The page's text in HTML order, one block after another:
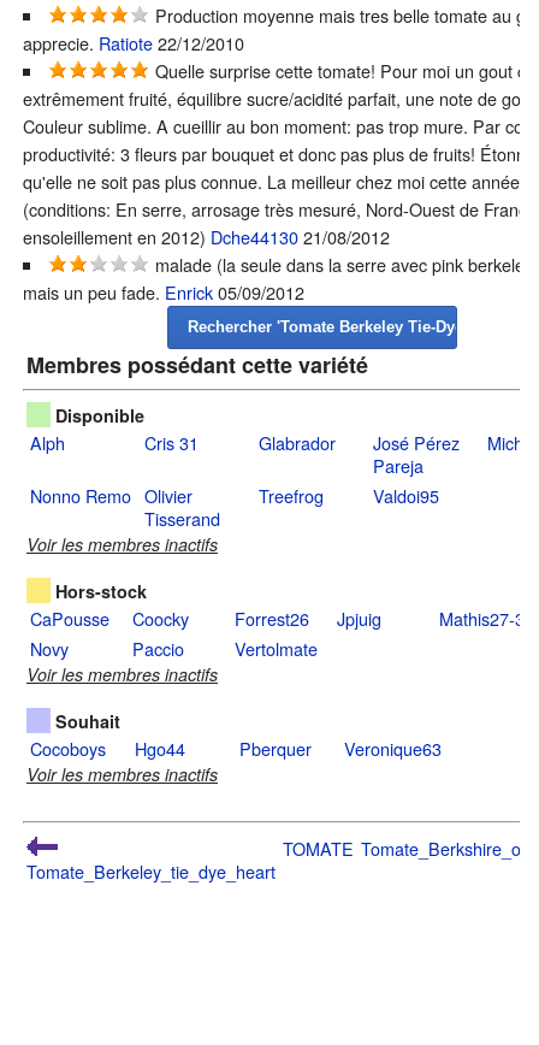
Production moyenne mais tres belle tomate au
apprecie. Ratiote22/12/2010
Quelle surprise cette tomate! Pour moi un gout
extrêmement fruité, équilibre sucre/acidité parfait, une note de
Couleur sublime. A cueillir au bon moment: pas trop mure. Par
productivité: 3 fleurs par bouquet et donc pas plus de fruits!
qu'elle ne soit pas plus connue. La meilleur chez moi cette année.
(conditions: En serre, arrosage très mesuré, Nord-Ouest de
ensoleillement en 2012) Dche4413021/08/2012
malade (la seule dans la serre avec pink berkeley
mais un peu fade. Enrick05/09/2012
Membres possédant cette variété
Disponible
Alph Cris 31 Glabrador
José Pérez
Pareja
Nonno Remo Olivier
Tisserand
Treefrog Valdoi95
Voir les membres inactifs
Hors-stock
CaPousse Coocky Forrest26 Jpjuig
Mathis27-31
Novy
Paccio Vertolmate
Voir les membres inactifs
Souhait
Cocoboys Hgo44 Pberquer Veronique63
Voir les membres inactifs
Tomate_Berkeley_tie_dye_heart
TOMATE